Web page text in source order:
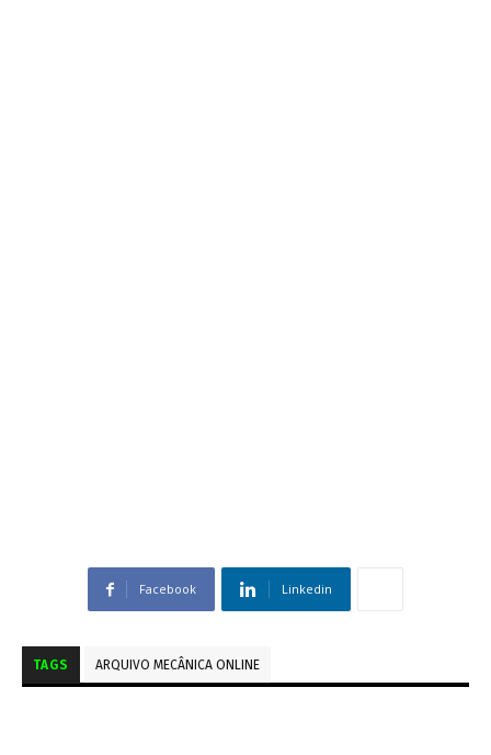
Facebook Linkedin
TAGS ARQUIVO MECÂNICA ONLINE